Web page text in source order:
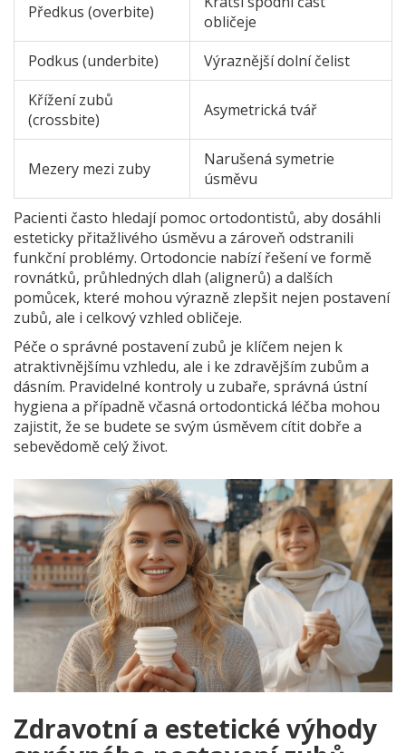
Předkus (overbite)
obličeje
Podkus (underbite)
Výraznější dolní čelist
Křížení zubů
(crossbite)
Asymetrická tvář
Mezery mezi zuby
Narušená symetrie
úsměvu
Pacienti často hledají pomoc ortodontistů, aby dosáhli
esteticky přitažlivého úsměvu a zároveň odstranili
funkční problémy. Ortodoncie nabízí řešení ve formě
rovnátků, průhledných dlah (alignerů) a dalších
pomůcek, které mohou výrazně zlepšit nejen postavení
zubů, ale i celkový vzhled obličeje.
Péče o správné postavení zubů je klíčem nejen k
atraktivnějšímu vzhledu, ale i ke zdravějším zubům a
dásním. Pravidelné kontroly u zubaře, správná ústní
hygiena a případně včasná ortodontická léčba mohou
zajistit, že se budete se svým úsměvem cítit dobře a
sebevědomě celý život.
Zdravotní a estetické výhody